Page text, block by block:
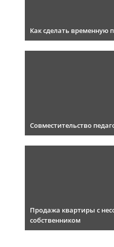
Как сделать временную
Совместительство
Продажа квартиры с
собственником